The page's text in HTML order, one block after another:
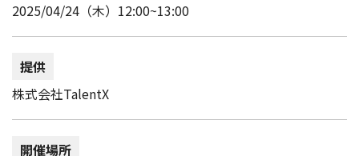
2025/04/24（木）12:00~13:00
提供
株式会社TalentX
開催場所